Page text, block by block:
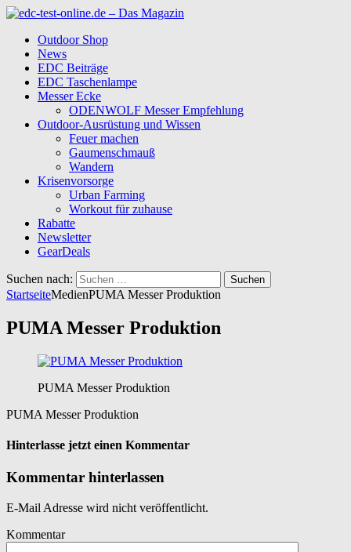
Outdoor Shop
News
EDC Beiträge
EDC Taschenlampe
Messer Ecke
ODENWOLF Messer Empfehlung
Outdoor-Ausrüstung und Wissen
Feuer machen
Gaumenschmauß
Wandern
Krisenvorsorge
Urban Farming
Workout für zuhause
Rabatte
Newsletter
GearDeals
Suchen nach:
StartseiteMedienPUMA Messer Produktion
PUMA Messer Produktion
PUMA Messer Produktion
PUMA Messer Produktion
Hinterlasse jetzt einen Kommentar
Kommentar hinterlassen
E-Mail Adresse wird nicht veröffentlicht.
Kommentar